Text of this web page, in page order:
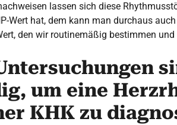
lassen sich diese
Wert hat, dem kann man durchaus
den wir routinemäßig bestimmen
um eine
KHK zu